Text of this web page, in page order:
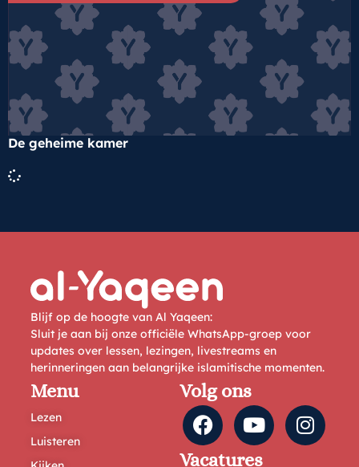
De geheime kamer
Blijf op de hoogte van Al Yaqeen:
Sluit je aan bij onze officiële WhatsApp-groep voor
updates over lessen, lezingen, livestreams en
herinneringen aan belangrijke islamitische momenten.
Menu
Lezen
Luisteren
Volg ons
Vacatures